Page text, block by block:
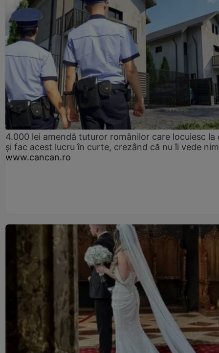
4.000 lei amendă tuturor românilor care locuiesc la
și fac acest lucru în curte, crezând că nu îi vede
www.cancan.ro